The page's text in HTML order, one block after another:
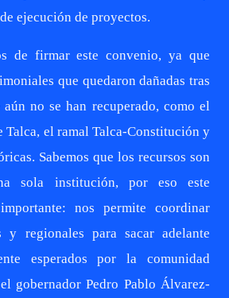
ejecución de proyectos.
de firmar este convenio, ya que
que quedaron dañadas tras
no se han recuperado, como el
Talca, el ramal Talca-Constitución y
Sabemos que los recursos son
sola institución, por eso este
nos permite coordinar
y regionales para sacar adelante
esperados por la comunidad
gobernador Pedro Pablo Álvarez-